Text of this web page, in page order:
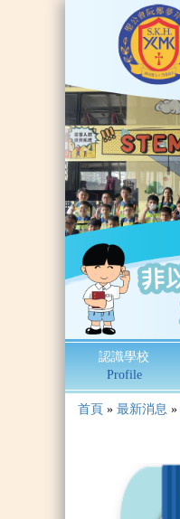
認識學校
Profile
首頁 » 最新消息 »